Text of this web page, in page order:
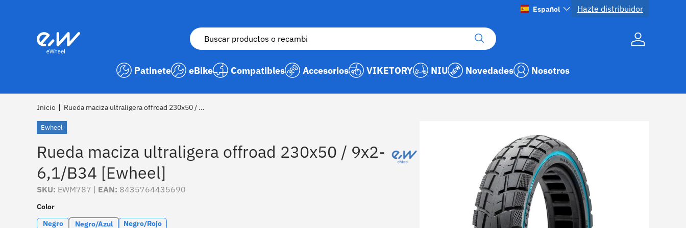
IdiomaEspañol Hazte distribuidor
Buscar
Buscar Cuenta
Patinete eBike Compatibles Accesorios VIKETORY NIU Novedades Nosotros
Inicio | Rueda maciza ultraligera offroad 230x50 / 9x2-6,1/B34 [Ewheel]
Ewheel
Rueda maciza ultraligera offroad 230x50 / 9x2-
6,1/B34 [Ewheel]
SKU: EWM787 | EAN: 8435764435690
Color
Negro
Negro/Azul Negro/Rojo